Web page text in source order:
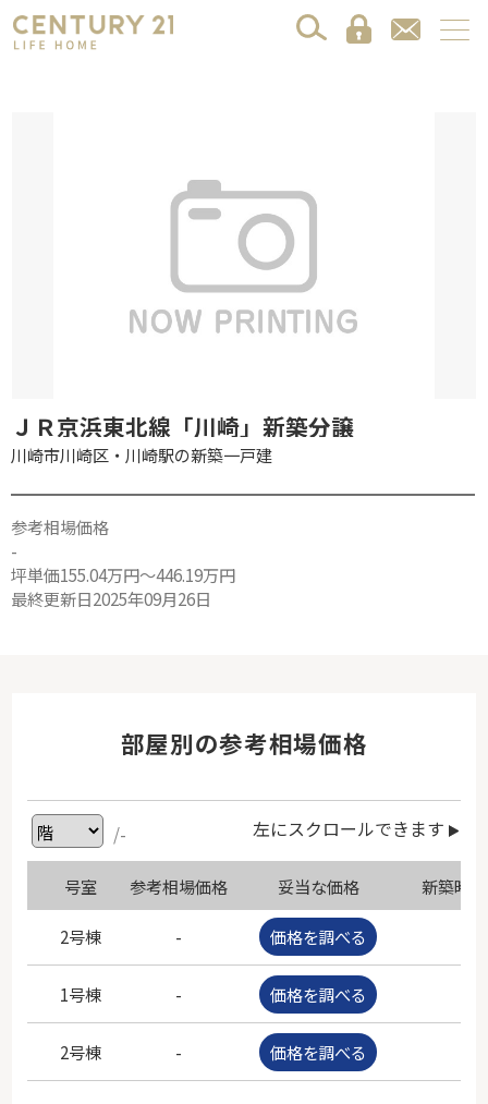
ＪＲ京浜東北線「川崎」新築分譲
川崎市川崎区・川崎駅の新築一戸建
参考相場価格
-
坪単価155.04万円～446.19万円
最終更新日2025年09月26日
部屋別の参考相場価格
/- 左にスクロールできます
号室 参考相場価格 妥当な価格 新築時
2号棟 - 価格を調べる
1号棟 - 価格を調べる
2号棟 - 価格を調べる